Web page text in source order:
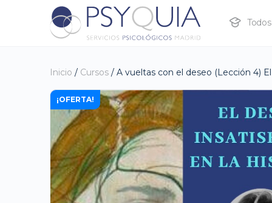
Inicio / Cursos / A vueltas con el deseo (Lección 4)
¡OFERTA!